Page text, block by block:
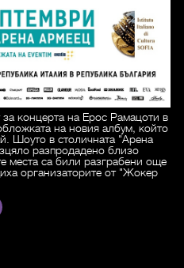
концерта на Ерос Рамацоти в
на новия албум, който
Шоуто в столичната "Арена
разпродадено близо
места са били разграбени още
организаторите от "Жокер